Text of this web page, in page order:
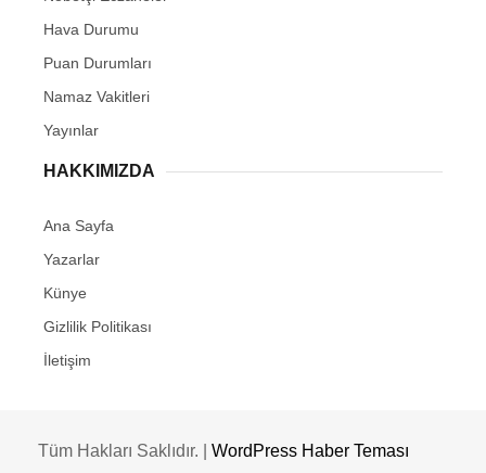
Hava Durumu
Puan Durumları
Namaz Vakitleri
Yayınlar
HAKKIMIZDA
Ana Sayfa
Yazarlar
Künye
Gizlilik Politikası
İletişim
Tüm Hakları Saklıdır. | WordPress Haber Teması